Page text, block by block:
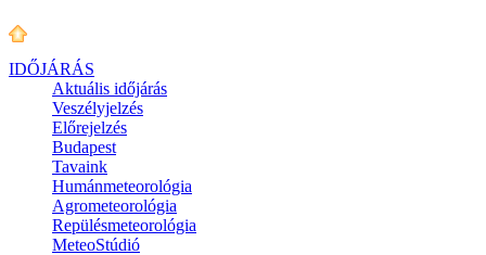
IDŐJÁRÁS
Aktuális időjárás
Veszélyjelzés
Előrejelzés
Budapest
Tavaink
Humánmeteorológia
Agrometeorológia
Repülésmeteorológia
MeteoStúdió